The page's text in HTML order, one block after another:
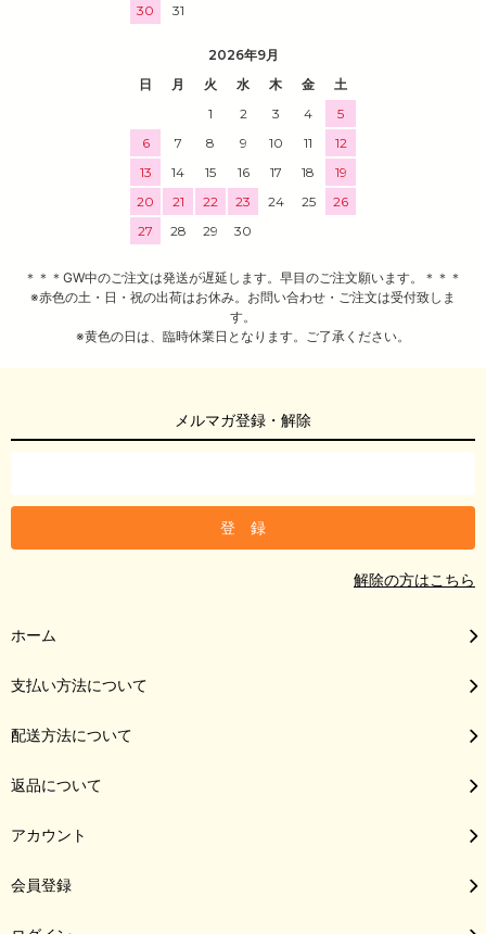
30
31
2026年9月
日
月 火 水 木 金
土
1
2 3 4
5
6
7 8 9 10 11
12
13
14 15 16 17 18
19
20
21 22 23 24 25
26
27
28 29 30
＊＊＊GW中のご注文は発送が遅延します。早目のご注文願います。＊＊＊
※赤色の土・日・祝の出荷はお休み。お問い合わせ・ご注文は受付致しま
す。
※黄色の日は、臨時休業日となります。ご了承ください。
メルマガ登録・解除
解除の方はこちら
ホーム
支払い方法について
配送方法について
返品について
アカウント
会員登録